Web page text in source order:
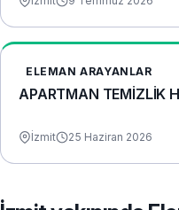
ELEMAN ARAYANLAR
APARTMAN TEMİZLİK
İzmit 25 Haziran 2026